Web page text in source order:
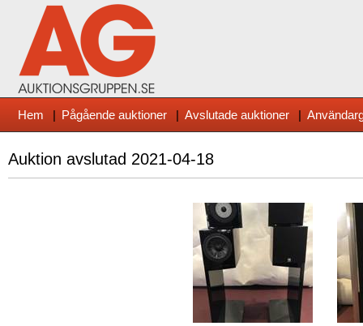
Hem | Pågående auktioner | Avslutade auktioner |
Auktion avslutad 2021-04-18